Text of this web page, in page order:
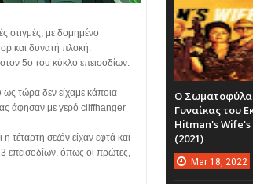
στιγμές, με δομημένο
και δυνατή πλοκή.
5ο του κύκλο επεισοδίων.
τώρα δεν είχαμε κάποια
άφησαν με γερό cliffhanger
τέταρτη σεζόν είχαν εφτά και
επεισοδίων, όπως οι πρώτες,
Ο
Γυναίκας του
Hitman's
(2021)
Mar 18, 2022